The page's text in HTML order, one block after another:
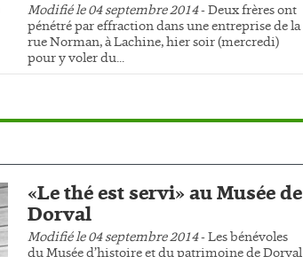
Modifié le 04 septembre 2014- Deux frères ont
pénétré par effraction dans une entreprise de la
rue Norman, à Lachine, hier soir (mercredi)
pour y voler du...
«Le thé est servi» au Musée de
Dorval
Modifié le 04 septembre 2014- Les bénévoles
du Musée d’histoire et du patrimoine de Dorval